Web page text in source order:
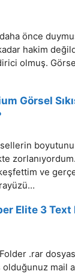
önce
hakim
olmuş.
Görsel
boyutunu
ve
Elite 3 Text
.rar
olduğunuz mail